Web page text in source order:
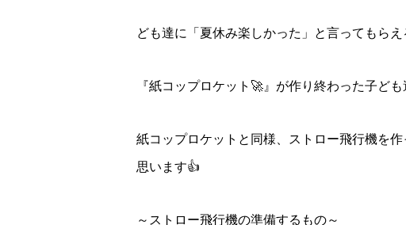
ども達に「夏休み楽しかった」と言ってもら
『紙コップロケット🚀』が作り終わった子ど
紙コップロケットと同様、ストロー飛行機を
思います👍
～ストロー飛行機の準備するもの～